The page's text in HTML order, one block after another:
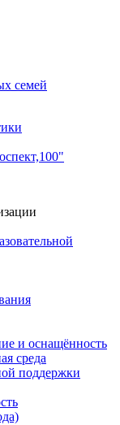
семей
и оснащённость
среда
поддержки